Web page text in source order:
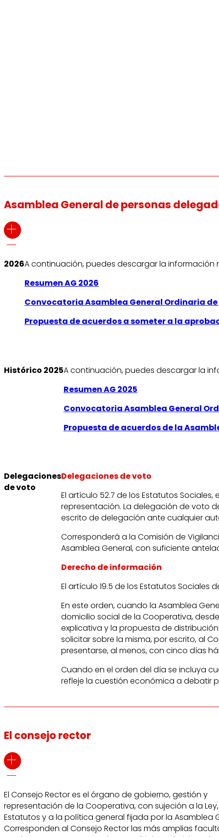
Asamblea General de personas
2026A continuación, puedes descargar la información
Resumen AG 2026
Convocatoria Asamblea General Ordinaria de
Propuesta de acuerdos a someter a la
Histórico 2025A continuación, puedes descargar la
Resumen AG 2025
Convocatoria Asamblea General
Propuesta de acuerdos de la
Delegaciones
de voto
Delegaciones de voto
El artículo 52.7 de los Estatutos
representación. La delegación de voto
escrito de delegación ante cualquier
Corresponderá a la Comisión de
Asamblea General, con suficiente
Derecho de información
El artículo 19.5 de los Estatutos
En este orden, cuando la Asamblea
domicilio social de la Cooperativa,
explicativa y la propuesta de
solicitar sobre la misma, por escrito, al
presentarse, al menos, con cinco días
Cuando en el orden del día se incluya
refleje la cuestión económica a debatir
El consejo rector
El Consejo Rector es el órgano de gobierno, gestión y
representación de la Cooperativa, con sujeción a la
Estatutos y a la política general fijada por la Asamblea
Corresponden al Consejo Rector las más amplias